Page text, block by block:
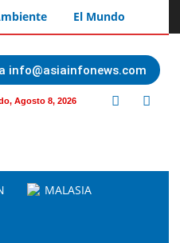
El Mundo
info@asiainfonews.com
Agosto 8, 2026
MALASIA